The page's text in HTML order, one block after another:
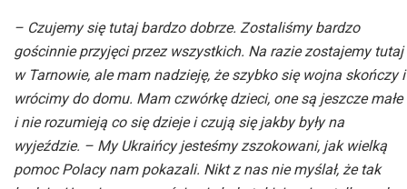
– Czujemy się tutaj bardzo dobrze. Zostaliśmy bardzo
gościnnie przyjęci przez wszystkich. Na razie zostajemy tutaj
w Tarnowie, ale mam nadzieję, że szybko się wojna skończy i
wrócimy do domu. Mam czwórkę dzieci, one są jeszcze małe
i nie rozumieją co się dzieje i czują się jakby były na
wyjeździe. – My Ukraińcy jesteśmy zszokowani, jak wielką
pomoc Polacy nam pokazali. Nikt z nas nie myślał, że tak